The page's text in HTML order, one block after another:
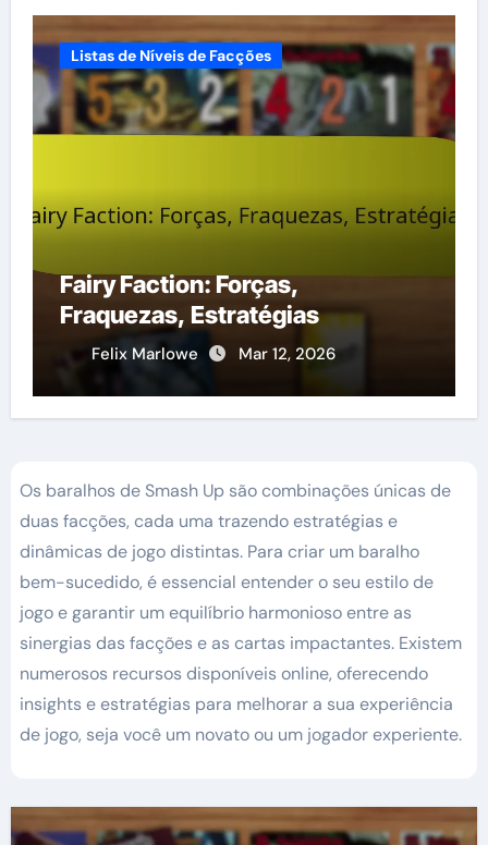
Listas de Níveis de Facções
Fairy Faction: Forças,
Fraquezas, Estratégias
Felix Marlowe Mar 12, 2026
Os baralhos de Smash Up são combinações únicas de
duas facções, cada uma trazendo estratégias e
dinâmicas de jogo distintas. Para criar um baralho
bem-sucedido, é essencial entender o seu estilo de
jogo e garantir um equilíbrio harmonioso entre as
sinergias das facções e as cartas impactantes. Existem
numerosos recursos disponíveis online, oferecendo
insights e estratégias para melhorar a sua experiência
de jogo, seja você um novato ou um jogador experiente.